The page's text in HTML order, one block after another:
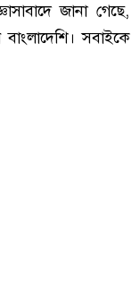
জানা গেছে,
সবাইকে